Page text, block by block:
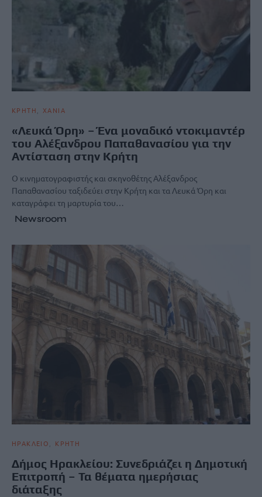
ΚΡΗΤΗ ΧΑΝΙΑ
«Λευκά Όρη» – Ένα μοναδικό ντοκιμαντέρ
του Αλέξανδρου Παπαθανασίου για την
Αντίσταση στην Κρήτη
Ο κινηματογραφιστής και σκηνοθέτης Αλέξανδρος
Παπαθανασίου ταξιδεύει στην Κρήτη και τα Λευκά Όρη και
καταγράφει τη μαρτυρία του…
Newsroom
ΗΡΑΚΛΕΙΟ ΚΡΗΤΗ
Δήμος Ηρακλείου: Συνεδριάζει η Δημοτική
Επιτροπή – Τα θέματα ημερήσιας
διάταξης